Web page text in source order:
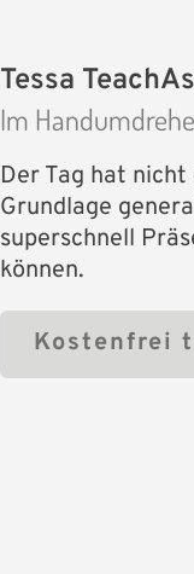
Tessa
Im
Der Tag hat
Grundlage
superschnell
können.
Kostenfrei